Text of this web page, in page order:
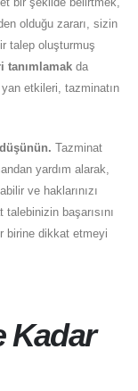
olduğu zararı, sizin
talep oluşturmuş
tanımlamak da
etkileri, tazminatın
Tazminat
yardım alarak,
ve haklarınızı
başarısını
birine dikkat etmeyi
Kadar